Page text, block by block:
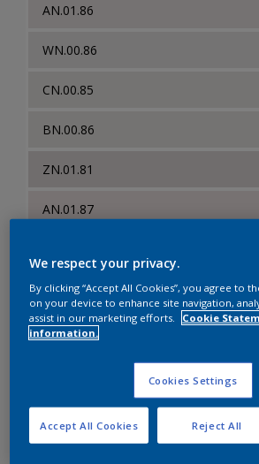
AN.01.86
WN.00.86
CN.00.85
BN.00.86
ZN.01.81
AN.01.87
CN.00.86
CN.00.87
CN.00.88
D0.03.83
We respect your privacy.
By clicking “Accept All Cookies”, you agree to
on your device to enhance site navigation,
assist in our marketing efforts.
Cookie
information.
Cookies Settings
Reject All
Accept All Cookies